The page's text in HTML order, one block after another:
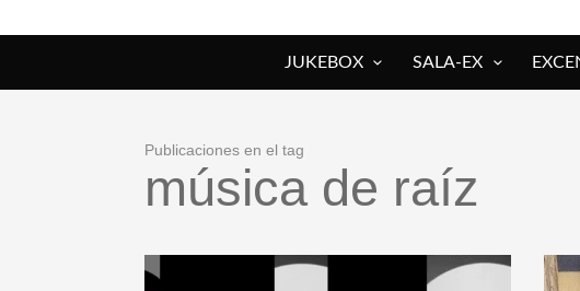
JUKEBOX SALA-EX
Publicaciones en el tag
música de raíz